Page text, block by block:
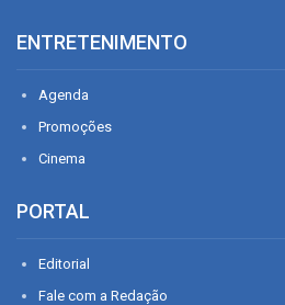
ENTRETENIMENTO
Agenda
Promoções
Cinema
PORTAL
Editorial
Fale com a Redação